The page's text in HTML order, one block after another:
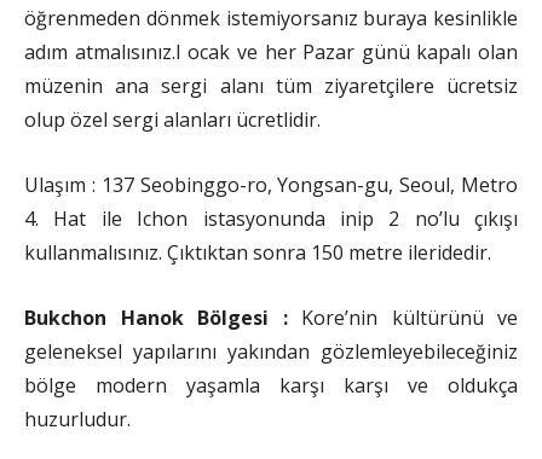
öğrenmeden dönmek istemiyorsanız buraya kesinlikle
adım atmalısınız.I ocak ve her Pazar günü kapalı olan
müzenin ana sergi alanı tüm ziyaretçilere ücretsiz
olup özel sergi alanları ücretlidir.
Ulaşım : 137 Seobinggo-ro, Yongsan-gu, Seoul, Metro
4. Hat ile Ichon istasyonunda inip 2 no’lu çıkışı
kullanmalısınız. Çıktıktan sonra 150 metre ileridedir.
Bukchon Hanok Bölgesi :Kore’nin kültürünü ve
geleneksel yapılarını yakından gözlemleyebileceğiniz
bölge modern yaşamla karşı karşı ve oldukça
huzurludur.